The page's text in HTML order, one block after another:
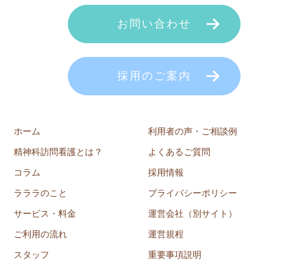
ホーム
精神科訪問看護とは？
コラム
ラララのこと
サービス・料金
ご利用の流れ
スタッフ
利用者の声・ご相談例
よくあるご質問
採用情報
プライバシーポリシー
運営会社（別サイト）
運営規程
重要事項説明
お問い合わせ
採用のご案内